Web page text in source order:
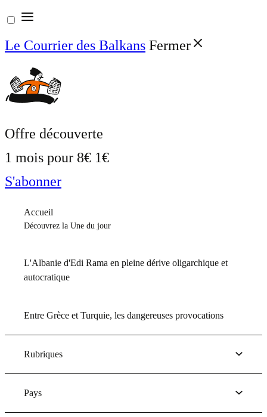
Aller
au
contenu
Le Courrier des Balkans Fermer
Offre découverte
1 mois pour 8€ 1€
S'abonner
Accueil
Découvrez la Une du jour
L'Albanie d'Edi Rama en pleine dérive oligarchique et
autocratique
Entre Grèce et Turquie, les dangereuses provocations
Rubriques
Pays